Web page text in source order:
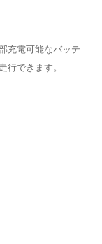
充電可能なバッテ
行できます。